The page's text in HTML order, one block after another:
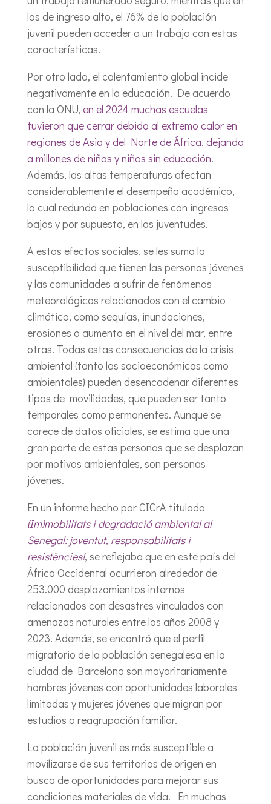
los de ingreso alto, el 76% de la población
juvenil pueden acceder a un trabajo con estas
características.
Por otro lado, el calentamiento global incide
negativamente en la educación. De acuerdo
con la ONU, en el 2024 muchas escuelas
tuvieron que cerrar debido al extremo calor en
regiones de Asia y del Norte de África, dejando
a millones de niñas y niños sin educación.
Además, las altas temperaturas afectan
considerablemente el desempeño académico,
lo cual redunda en poblaciones con ingresos
bajos y por supuesto, en las juventudes.
A estos efectos sociales, se les suma la
susceptibilidad que tienen las personas jóvenes
y las comunidades a sufrir de fenómenos
meteorológicos relacionados con el cambio
climático, como sequías, inundaciones,
erosiones o aumento en el nivel del mar, entre
otras. Todas estas consecuencias de la crisis
ambiental (tanto las socioeconómicas como
ambientales) pueden desencadenar diferentes
tipos de movilidades, que pueden ser tanto
temporales como permanentes. Aunque se
carece de datos oficiales, se estima que una
gran parte de estas personas que se desplazan
por motivos ambientales, son personas
jóvenes.
En un informe hecho por CICrA titulado
(Im)mobilitats i degradació ambiental al
Senegal: joventut, responsabilitats i
resistències!, se reflejaba que en este país del
África Occidental ocurrieron alrededor de
253.000 desplazamientos internos
relacionados con desastres vinculados con
amenazas naturales entre los años 2008 y
2023. Además, se encontró que el perfil
migratorio de la población senegalesa en la
ciudad de Barcelona son mayoritariamente
hombres jóvenes con oportunidades laborales
limitadas y mujeres jóvenes que migran por
estudios o reagrupación familiar.
La población juvenil es más susceptible a
movilizarse de sus territorios de origen en
busca de oportunidades para mejorar sus
condiciones materiales de vida. En muchas